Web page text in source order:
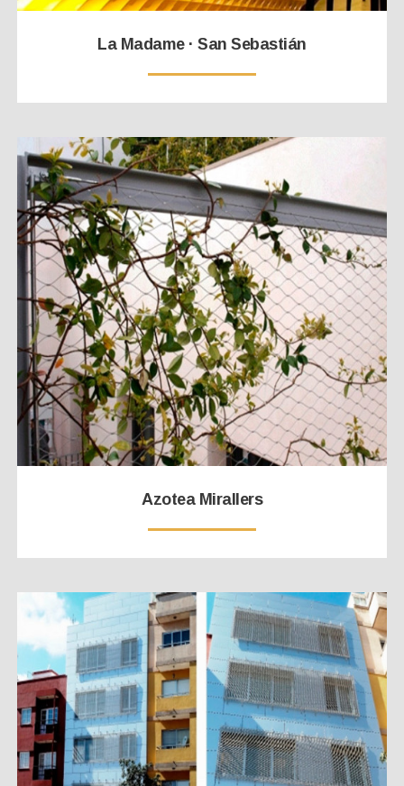
La Madame · San Sebastián
Azotea Mirallers